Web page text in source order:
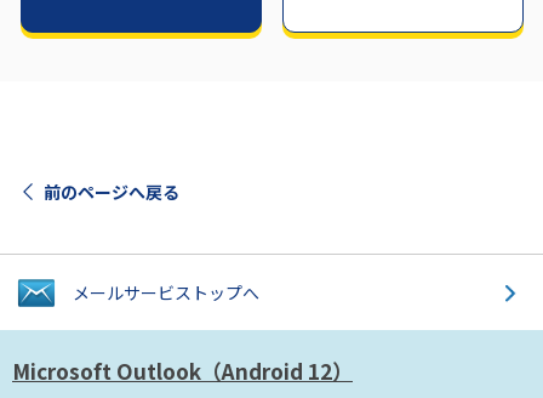
前のページへ戻る
メールサービス トップへ
Microsoft Outlook （Android 12）